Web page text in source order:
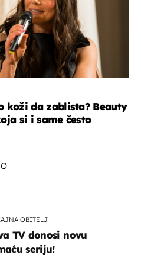
koži da zablista? Beauty
si i same često
OBITELJ
TV donosi novu
seriju!